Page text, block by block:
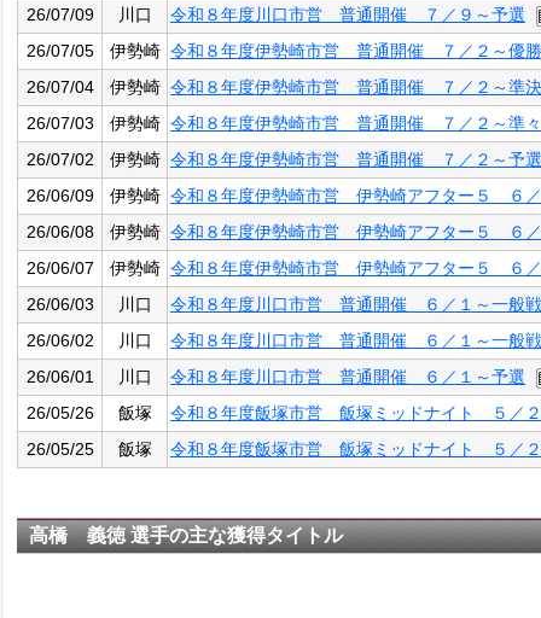
26/07/09
川口
令和８年度川口市営 普通開催 ７／９～予選
26/07/05
伊勢崎 令和８年度伊勢崎市営 普通開催 ７／２～優
26/07/04
伊勢崎 令和８年度伊勢崎市営 普通開催 ７／２～準
26/07/03
伊勢崎 令和８年度伊勢崎市営 普通開催 ７／２～準
26/07/02
伊勢崎 令和８年度伊勢崎市営 普通開催 ７／２～予選
26/06/09
伊勢崎 令和８年度伊勢崎市営 伊勢崎アフター５ ６
26/06/08
伊勢崎 令和８年度伊勢崎市営 伊勢崎アフター５ ６
26/06/07
伊勢崎 令和８年度伊勢崎市営 伊勢崎アフター５ ６
26/06/03
川口
令和８年度川口市営 普通開催 ６／１～一般戦
26/06/02
川口
令和８年度川口市営 普通開催 ６／１～一般戦
26/06/01
川口
令和８年度川口市営 普通開催 ６／１～予選
26/05/26
飯塚
令和８年度飯塚市営 飯塚ミッドナイト ５／
26/05/25
飯塚 令和８年度飯塚市営 飯塚ミッドナイト ５／
高橋 義徳 選手の主な獲得タイトル